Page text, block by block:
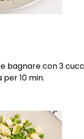
bagnare con 3
10 min.